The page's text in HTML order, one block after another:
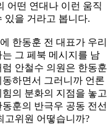
어떤 연대나 이런 움직
있을 거라고 봅니다.
한동훈 전 대표가 우리
그 페북 메시지를 남
안철수 의원은 한동훈
하면서 그러니까 언론
의 분화의 지점을 놓고
훈의 반극우 공동 전선
고위원 어떻습니까?